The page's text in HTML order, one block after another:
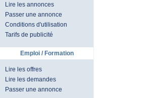
Lire les annonces
Passer une annonce
Conditions d'utilisation
Tarifs de publicité
Emploi / Formation
Lire les offres
Lire les demandes
Passer une annonce